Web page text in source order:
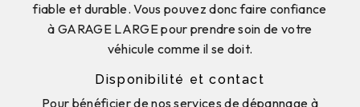
fiable et durable. Vous pouvez donc faire confiance
à GARAGE LARGE pour prendre soin de votre
véhicule comme il se doit.
Disponibilité et contact
Pour bénéficier de nos services de dépannage à